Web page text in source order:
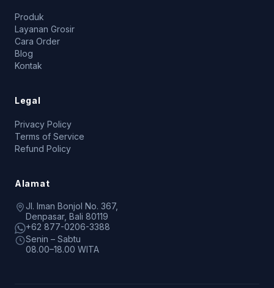
Produk
Layanan Grosir
Cara Order
Blog
Kontak
Legal
Privacy Policy
Terms of Service
Refund Policy
Alamat
Jl. Iman Bonjol No. 367,
Denpasar, Bali 80119
+62 877-0206-3388
Senin – Sabtu
08.00–18.00 WITA